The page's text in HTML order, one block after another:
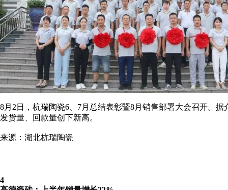
8月2日，杭瑞陶瓷6、7月总结表彰暨8月销售部署大会召开。
发货量、回款量创下新高。
来源：湖北杭瑞陶瓷
4